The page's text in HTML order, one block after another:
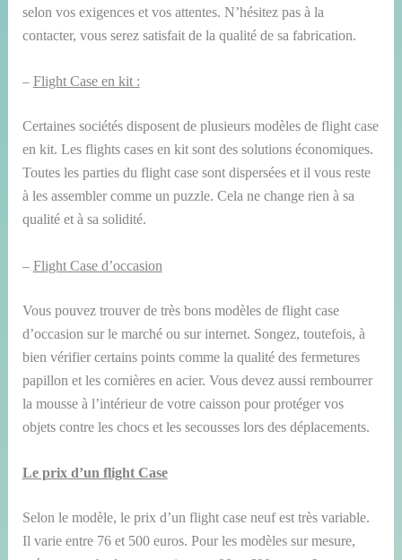
selon vos exigences et vos attentes. N’hésitez pas à la
contacter, vous serez satisfait de la qualité de sa fabrication.
– Flight Case en kit :
Certaines sociétés disposent de plusieurs modèles de flight case
en kit. Les flights cases en kit sont des solutions économiques.
Toutes les parties du flight case sont dispersées et il vous reste
à les assembler comme un puzzle. Cela ne change rien à sa
qualité et à sa solidité.
– Flight Case d’occasion
Vous pouvez trouver de très bons modèles de flight case
d’occasion sur le marché ou sur internet. Songez, toutefois, à
bien vérifier certains points comme la qualité des fermetures
papillon et les cornières en acier. Vous devez aussi rembourrer
la mousse à l’intérieur de votre caisson pour protéger vos
objets contre les chocs et les secousses lors des déplacements.
Le prix d’un flight Case
Selon le modèle, le prix d’un flight case neuf est très variable.
Il varie entre 76 et 500 euros. Pour les modèles sur mesure,